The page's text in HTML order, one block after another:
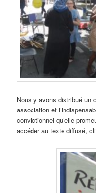
Nous y avons distribué un
association et
convictionnel qu’elle
accéder au texte diffusé,